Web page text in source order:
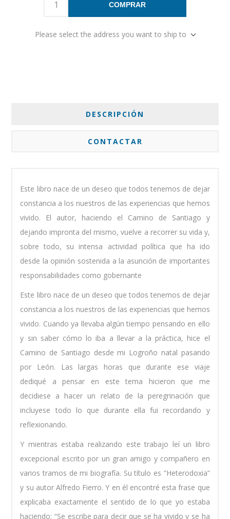
COMPRAR
Please select the address you want to ship to
DESCRIPCIÓN
CONTACTAR
Este libro nace de un deseo que todos tenemos de dejar
constancia a los nuestros de las experiencias que hemos
vivido. El autor, haciendo el Camino de Santiago y
dejando impronta del mismo, vuelve a recorrer su vida y,
sobre todo, su intensa actividad política que ha ido
desde la opinión sostenida a la asunción de importantes
responsabilidades como gobernante
Este libro nace de un deseo que todos tenemos de dejar
constancia a los nuestros de las experiencias que hemos
vivido. Cuando ya llevaba algún tiempo pensando en ello
y sin saber cómo lo iba a llevar a la práctica, hice el
Camino de Santiago desde mi Logroño natal pasando
por León. Las largas horas que durante ese viaje
dediqué a pensar en este tema hicieron que me
decidiese a hacer un relato de la peregrinación que
incluyese todo lo que durante ella fui recordando y
reflexionando.
Y mientras estaba realizando este trabajo leí un libro
excepcional escrito por un gran amigo y compañero en
varios tramos de mi biografía. Su título es “Heterodoxia”
y su autor Alfredo Fierro. Y en él encontré esta frase que
explicaba exactamente el sentido de lo que yo estaba
haciendo: “Se escribe para decir que se ha vivido y se ha